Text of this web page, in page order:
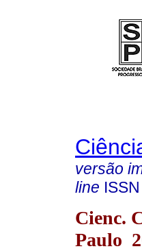
versão
line ISSN
Cienc.
Paulo